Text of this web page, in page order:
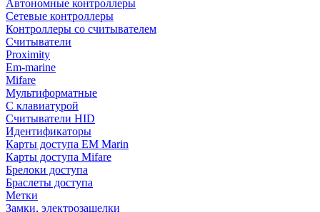
Автономные контроллеры
Сетевые контроллеры
Контроллеры со считывателем
Считыватели
Proximity
Em-marine
Mifare
Мультиформатные
С клавиатурой
Считыватели HID
Идентификаторы
Карты доступа EM Marin
Карты доступа Mifare
Брелоки доступа
Браслеты доступа
Метки
Замки, электрозащелки